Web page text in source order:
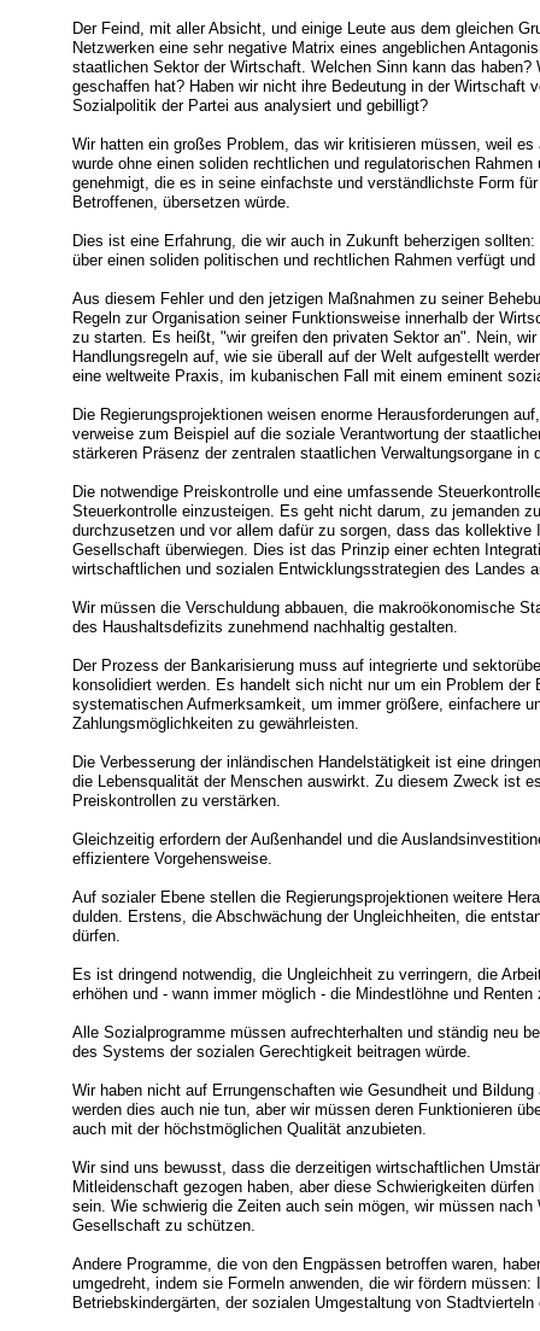
Der Feind, mit aller Absicht, und einige Leute aus dem gleichen
Netzwerken eine sehr negative Matrix eines angeblichen
staatlichen Sektor der Wirtschaft. Welchen Sinn kann das
geschaffen hat? Haben wir nicht ihre Bedeutung in der Wirtschaft
Sozialpolitik der Partei aus analysiert und gebilligt?
Wir hatten ein großes Problem, das wir kritisieren müssen, weil
wurde ohne einen soliden rechtlichen und regulatorischen
genehmigt, die es in seine einfachste und verständlichste Form
Betroffenen, übersetzen würde.
Dies ist eine Erfahrung, die wir auch in Zukunft beherzigen
über einen soliden politischen und rechtlichen Rahmen verfügt
Aus diesem Fehler und den jetzigen Maßnahmen zu seiner
Regeln zur Organisation seiner Funktionsweise innerhalb der
zu starten. Es heißt, "wir greifen den privaten Sektor an". Nein,
Handlungsregeln auf, wie sie überall auf der Welt aufgestellt
eine weltweite Praxis, im kubanischen Fall mit einem eminent
Die Regierungsprojektionen weisen enorme Herausforderungen
verweise zum Beispiel auf die soziale Verantwortung der
stärkeren Präsenz der zentralen staatlichen Verwaltungsorgane in
Die notwendige Preiskontrolle und eine umfassende
Steuerkontrolle einzusteigen. Es geht nicht darum, zu jemanden
durchzusetzen und vor allem dafür zu sorgen, dass das kollektive
Gesellschaft überwiegen. Dies ist das Prinzip einer echten
wirtschaftlichen und sozialen Entwicklungsstrategien des Landes
Wir müssen die Verschuldung abbauen, die makroökonomische
des Haushaltsdefizits zunehmend nachhaltig gestalten.
Der Prozess der Bankarisierung muss auf integrierte und
konsolidiert werden. Es handelt sich nicht nur um ein Problem der
systematischen Aufmerksamkeit, um immer größere, einfachere
Zahlungsmöglichkeiten zu gewährleisten.
Die Verbesserung der inländischen Handelstätigkeit ist eine
die Lebensqualität der Menschen auswirkt. Zu diesem Zweck ist
Preiskontrollen zu verstärken.
Gleichzeitig erfordern der Außenhandel und die
effizientere Vorgehensweise.
Auf sozialer Ebene stellen die Regierungsprojektionen weitere
dulden. Erstens, die Abschwächung der Ungleichheiten, die
dürfen.
Es ist dringend notwendig, die Ungleichheit zu verringern, die
erhöhen und - wann immer möglich - die Mindestlöhne und
Alle Sozialprogramme müssen aufrechterhalten und ständig neu
des Systems der sozialen Gerechtigkeit beitragen würde.
Wir haben nicht auf Errungenschaften wie Gesundheit und
werden dies auch nie tun, aber wir müssen deren Funktionieren
auch mit der höchstmöglichen Qualität anzubieten.
Wir sind uns bewusst, dass die derzeitigen wirtschaftlichen
Mitleidenschaft gezogen haben, aber diese Schwierigkeiten
sein. Wie schwierig die Zeiten auch sein mögen, wir müssen
Gesellschaft zu schützen.
Andere Programme, die von den Engpässen betroffen waren,
umgedreht, indem sie Formeln anwenden, die wir fördern müssen:
Betriebskindergärten, der sozialen Umgestaltung von Stadtvierteln